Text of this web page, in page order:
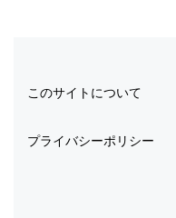
このサイトについて
プライバシーポリシー